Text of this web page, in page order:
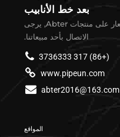
بعد خط الأنابيب
للاستفسار عن المبيعات أو الأسعار على منتجات Abter, يرجى
الاتصال بأحد مبيعاتنا.
(+86) 317 3736333
www.pipeun.com
abter2016@163.com
المواقع